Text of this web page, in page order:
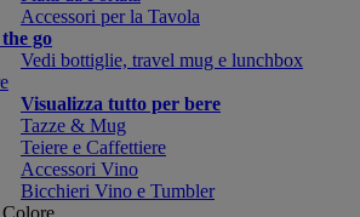
Accessori per la Tavola
go
Vedi bottiglie, travel mug e lunchbox
Visualizza tutto per bere
Tazze & Mug
Teiere e Caffettiere
Accessori Vino
Bicchieri Vino e Tumbler
Colore